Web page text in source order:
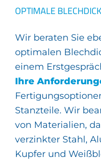
OPTIMALE
Wir beraten Sie
optimalen
einem
Ihre
Stanzteile. Wir
von Materialien,
verzinkter Stahl,
Kupfer und